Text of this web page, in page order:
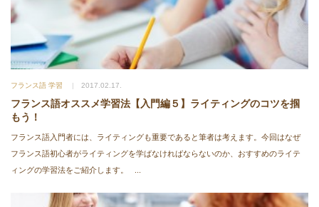
フランス語 学習 2017.02.17.
フランス語オススメ学習法【入門編５】ライティングのコツを掴
もう！
フランス語入門者には、ライティングも重要であると筆者は考えます。今回はなぜ
フランス語初心者がライティングを学ばなければならないのか、おすすめのライテ
ィングの学習法をご紹介します。 ...